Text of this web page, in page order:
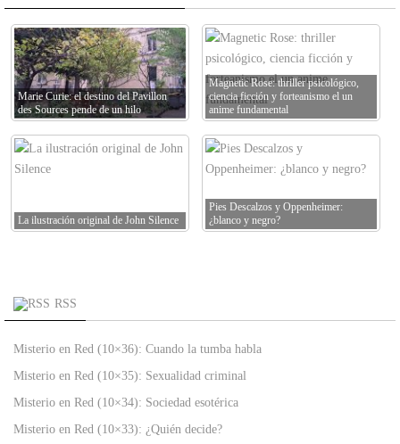
Marie Curie: el destino del Pavillon
des Sources pende de un hilo
Magnetic Rose: thriller psicológico,
ciencia ficción y forteanismo el un
anime fundamental
La ilustración original de John Silence
Pies Descalzos y Oppenheimer:
¿blanco y negro?
RSS
Misterio en Red (10×36): Cuando la tumba habla
Misterio en Red (10×35): Sexualidad criminal
Misterio en Red (10×34): Sociedad esotérica
Misterio en Red (10×33): ¿Quién decide?